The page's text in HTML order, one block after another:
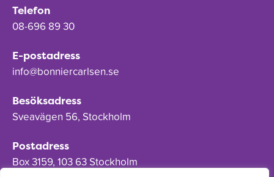
Telefon
08-696 89 30
E-postadress
info@bonniercarlsen.se
Besöksadress
Sveavägen 56, Stockholm
Postadress
Box 3159, 103 63 Stockholm